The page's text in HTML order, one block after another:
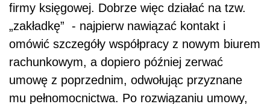
firmy księgowej. Dobrze więc działać na tzw.
„zakładkę” - najpierw nawiązać kontakt i
omówić szczegóły współpracy z nowym biurem
rachunkowym, a dopiero później zerwać
umowę z poprzednim, odwołując przyznane
mu pełnomocnictwa. Po rozwiązaniu umowy,